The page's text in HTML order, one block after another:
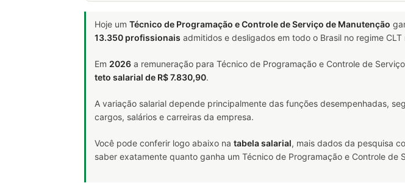
Hoje um Técnico de Programação e Controle de Serviço de Manutenção
13.350 profissionais admitidos e desligados em todo o Brasil no regime CLT
Em 2026 a remuneração para Técnico de Programação e Controle de
teto salarial de R$ 7.830,90.
A variação salarial depende principalmente das funções desempenhadas,
cargos, salários e carreiras da empresa.
Você pode conferir logo abaixo na tabela salarial, mais dados da pesquisa
saber exatamente quanto ganha um Técnico de Programação e Controle